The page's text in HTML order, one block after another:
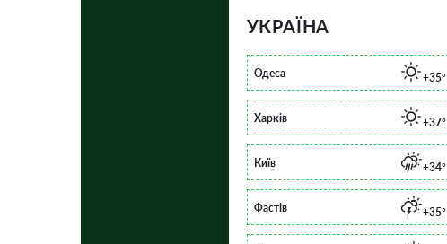
УКРАЇНА
Одеса +35°
Харків +37°
Київ +34°
Фастів +35°